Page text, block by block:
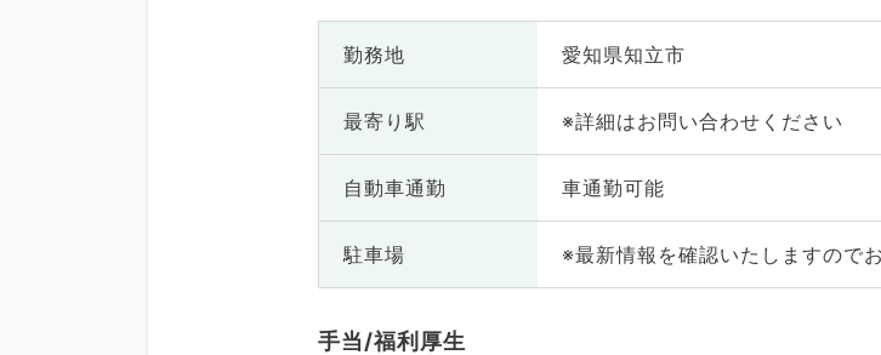
勤務地 愛知県知立市
最寄り駅 ※詳細はお問い合わせください
自動車通勤 車通勤可能
駐車場 ※最新情報を確認いたしますので
手当/福利厚生